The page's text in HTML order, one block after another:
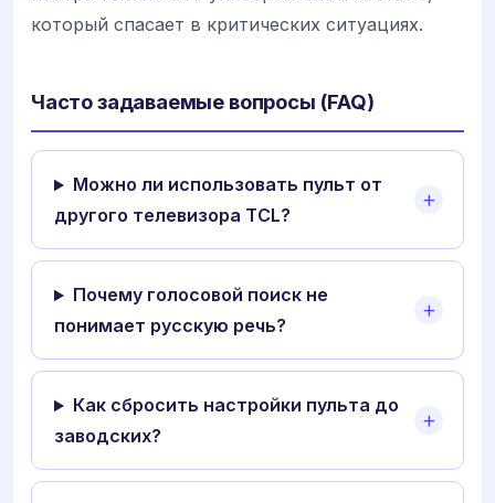
который спасает в критических ситуациях.
Часто задаваемые вопросы (FAQ)
Можно ли использовать пульт от
другого телевизора TCL?
Почему голосовой поиск не
понимает русскую речь?
Как сбросить настройки пульта до
заводских?